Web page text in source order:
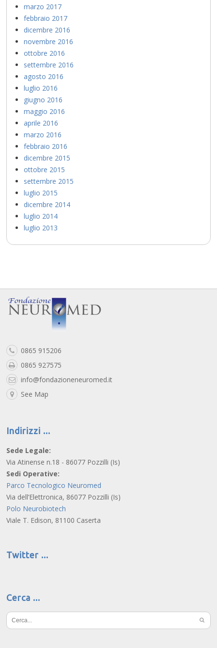
marzo 2017
febbraio 2017
dicembre 2016
novembre 2016
ottobre 2016
settembre 2016
agosto 2016
luglio 2016
giugno 2016
maggio 2016
aprile 2016
marzo 2016
febbraio 2016
dicembre 2015
ottobre 2015
settembre 2015
luglio 2015
dicembre 2014
luglio 2014
luglio 2013
0865 915206
0865 927575
info@fondazioneneuromed.it
See Map
Indirizzi
Sede Legale:
Via Atinense n.18 - 86077 Pozzilli (Is)
Sedi Operative:
Parco Tecnologico Neuromed
Via dell’Elettronica, 86077 Pozzilli (Is)
Polo Neurobiotech
Viale T. Edison, 81100 Caserta
Twitter
Cerca